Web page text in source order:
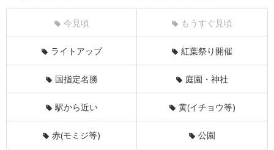
今見頃 もうすぐ見頃
ライトアップ 紅葉祭り開催
国指定名勝 庭園・神社
駅から近い 黄(イチョウ等)
赤(モミジ等) 公園